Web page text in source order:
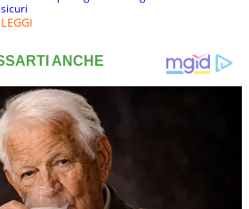
sicuri
LEGGI